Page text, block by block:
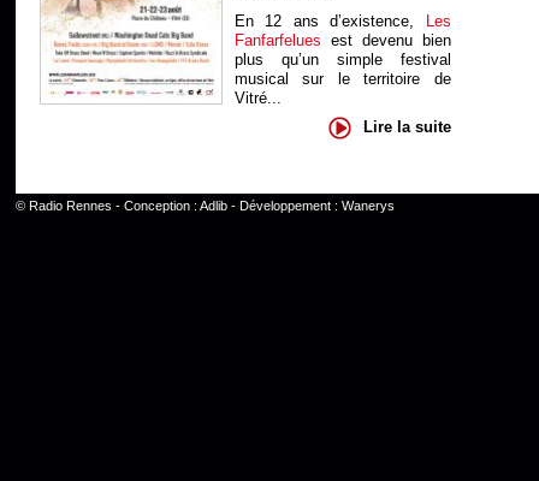
En 12 ans d’existence, Les
Fanfarfelues est devenu bien
plus qu’un simple festival
musical sur le territoire de
Vitré...
Lire la suite
© Radio Rennes - Conception : Adlib- Développement : Wanerys